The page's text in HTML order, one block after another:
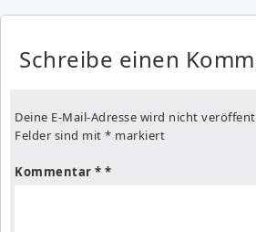
Schreibe einen
Deine E-Mail-Adresse wird nicht
Felder sind mit * markiert
Kommentar *